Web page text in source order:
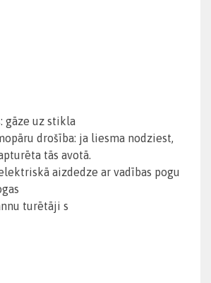
gāze uz stikla
drošība: ja liesma nodziest,
tās avotā.
aizdedze ar vadības pogu
turētāji s